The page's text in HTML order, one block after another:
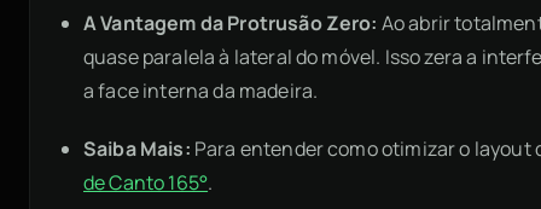
A Vantagem da Protrusão Zero: Ao abrir
quase paralela à lateral do móvel. Isso zera a
a face interna da madeira.
Saiba Mais: Para entender como otimizar o
de Canto 165°.